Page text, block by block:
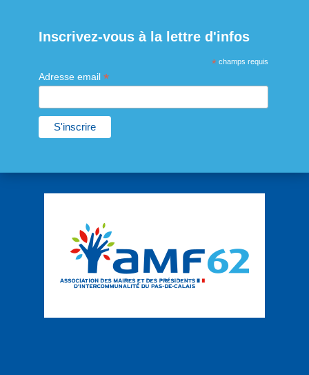
Inscrivez-vous à la lettre d'infos
* champs requis
Adresse email *